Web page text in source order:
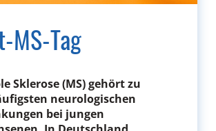
MS-Tag
Sklerose (MS) gehört zu
neurologischen
bei jungen